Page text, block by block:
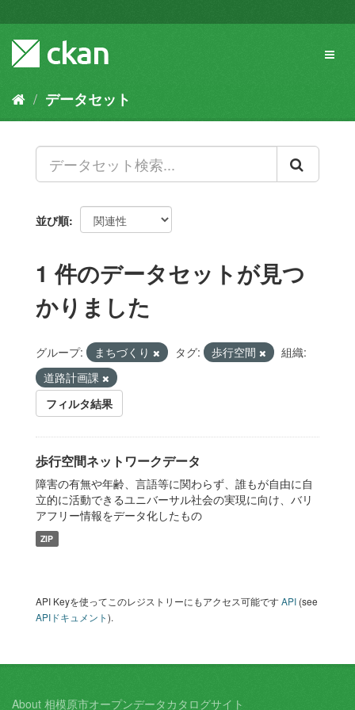
キ
容
データセット
並び順
1 件のデータセットが見つ
かりました
グループ: まちづくり タグ: 歩行空間
組織:
道路計画課
フィルタ結果
歩行空間ネットワークデータ
障害の有無や年齢、言語等に関わらず、誰もが自由に自
立的に活動できるユニバーサル社会の実現に向け、バリ
アフリー情報をデータ化したもの
ZIP
API Keyを使ってこのレジストリーにもアクセス可能ですAPI (see
APIドキュメント).
About 相模原市オープンデータカタログサイト